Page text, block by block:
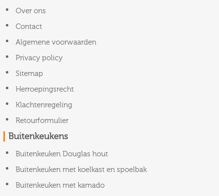
Over ons
Contact
Algemene voorwaarden
Privacy policy
Sitemap
Herroepingsrecht
Klachtenregeling
Retourformulier
Buitenkeukens
Buitenkeuken Douglas hout
Buitenkeuken met koelkast en spoelbak
Buitenkeuken met kamado